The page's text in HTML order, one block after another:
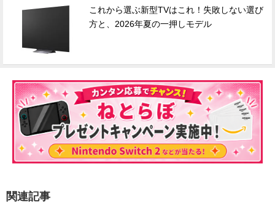
これから選ぶ新型TVはこれ！失敗しない選び
方と、2026年夏の一押しモデル
関連記事